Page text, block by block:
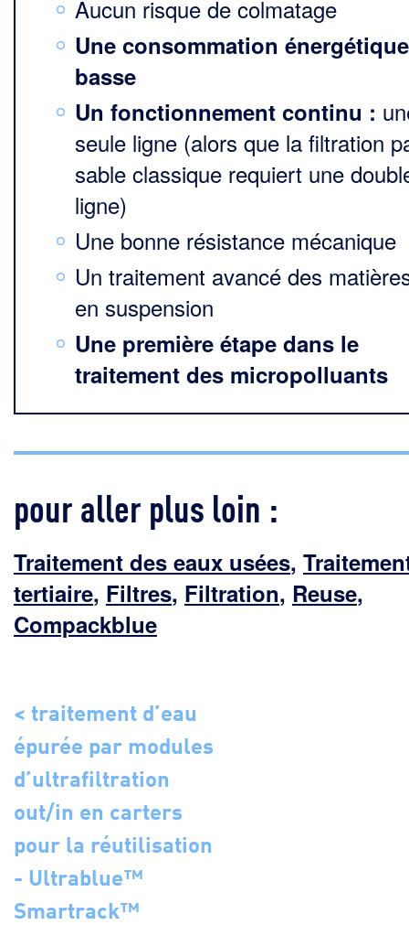
Aucun risque de colmatage
Une consommation énergétique
basse
Un fonctionnement continu :
seule ligne (alors que la filtration
sable classique requiert une
ligne)
Une bonne résistance mécanique
Un traitement avancé des
en suspension
Une première étape dans le
traitement des micropolluants
pour aller plus loin :
Traitement des eaux usées,
tertiaire, Filtres, Filtration, Reuse,
Compackblue
< traitement d’eau
épurée par modules
d’ultrafiltration
out/in en carters
pour la réutilisation
- Ultrablue™
Smartrack™